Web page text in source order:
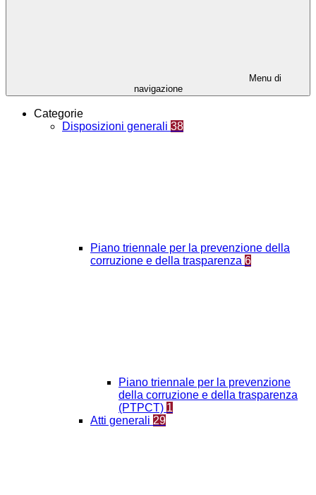
Menu di
navigazione
Categorie
Disposizioni generali 38
Piano triennale per la prevenzione della
corruzione e della trasparenza 6
Piano triennale per la prevenzione
della corruzione e della trasparenza
(PTPCT) 1
Atti generali 29